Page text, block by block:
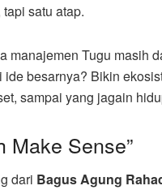
satu atap.
manajemen Tugu masih
ide besarnya? Bikin
sampai yang jagain
Make Sense”
dari Bagus Agung